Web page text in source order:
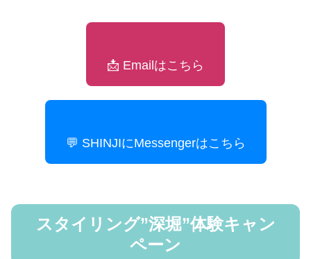
📩 Emailはこちら
💬 SHINJIにMessengerはこちら
スタイリング”深堀”体験キャン
ペーン